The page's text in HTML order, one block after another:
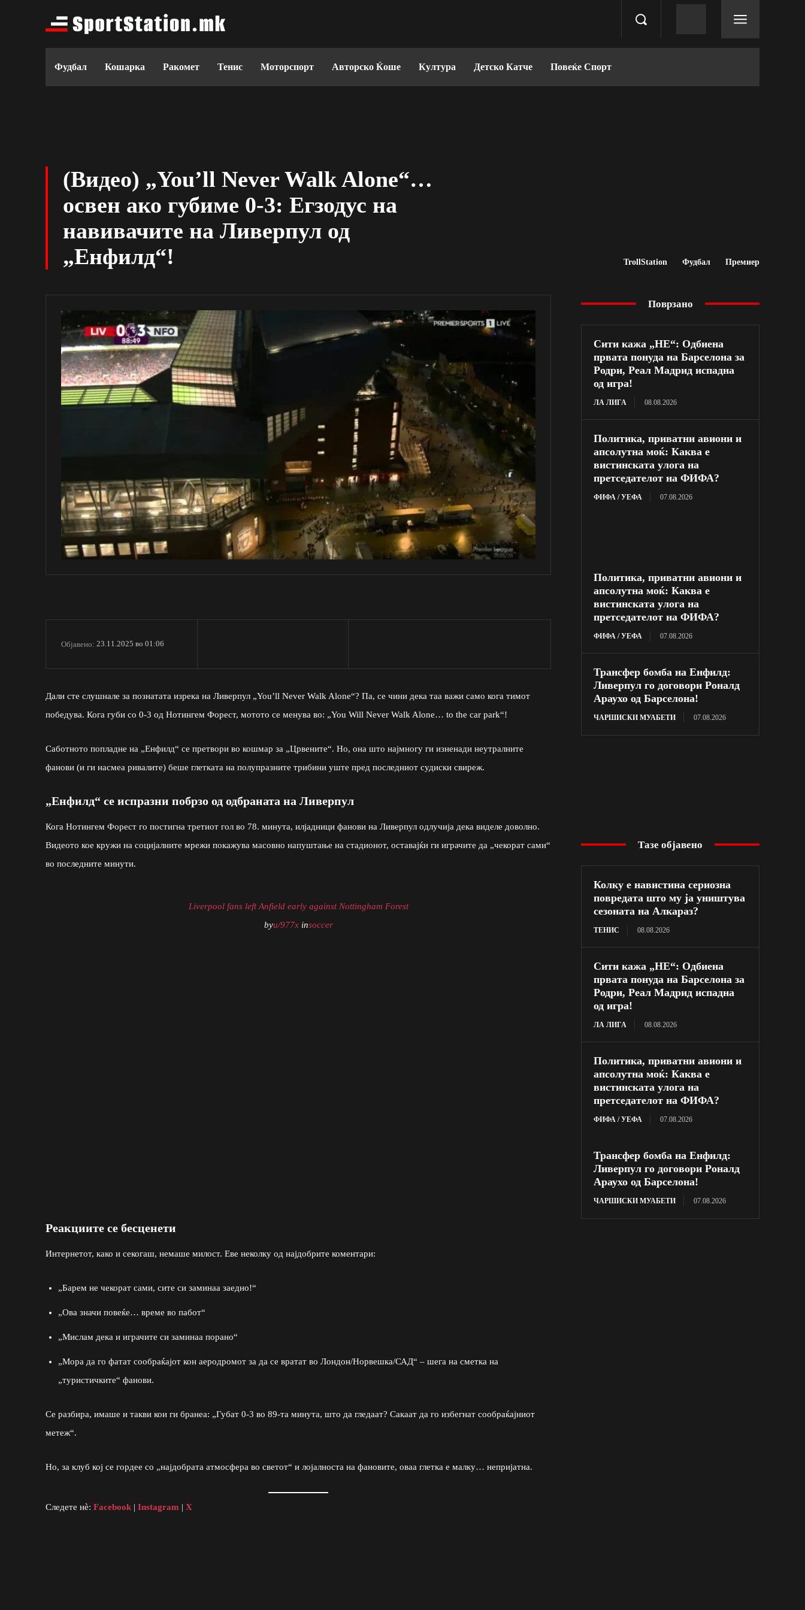
Фудбал Кошарка Ракомет Тенис Моторспорт Авторско Ќоше Култура Детско Катче Повеќе Спорт
(Видео) „You’ll Never Walk Alone“…
освен ако губиме 0-3: Егзодус на
навивачите на Ливерпул од
„Енфилд“!
TrollStation Фудбал Премиер
Објавено: 23.11.2025 во 01:06
Дали сте слушнале за познатата изрека на Ливерпул „You’ll Never Walk Alone“? Па, се чини дека таа важи само кога тимот
победува. Кога губи со 0-3 од Нотингем Форест, мотото се менува во: „You Will Never Walk Alone… to the car park“!
Саботното попладне на „Енфилд“ се претвори во кошмар за „Црвените“. Но, она што најмногу ги изненади неутралните
фанови (и ги насмеа ривалите) беше глетката на полупразните трибини уште пред последниот судиски свиреж.
„Енфилд“ се испразни побрзо од одбраната на Ливерпул
Кога Нотингем Форест го постигна третиот гол во 78. минута, илјадници фанови на Ливерпул одлучија дека виделе доволно.
Видеото кое кружи на социјалните мрежи покажува масовно напуштање на стадионот, оставајќи ги играчите да „чекорат сами“
во последните минути.
Liverpool fans left Anfield early against Nottingham Forest
byu/977xinsoccer
Реакциите се бесценети
Интернетот, како и секогаш, немаше милост. Еве неколку од најдобрите коментари:
„Барем не чекорат сами, сите си заминаа заедно!“
„Ова значи повеќе… време во пабот“
„Мислам дека и играчите си заминаа порано“
„Мора да го фатат сообраќајот кон аеродромот за да се вратат во Лондон/Норвешка/САД“ – шега на сметка на
„туристичките“ фанови.
Се разбира, имаше и такви кои ги бранеа: „Губат 0-3 во 89-та минута, што да гледаат? Сакаат да го избегнат сообраќајниот
метеж“.
Но, за клуб кој се гордее со „најдобрата атмосфера во светот“ и лојалноста на фановите, оваа глетка е малку… непријатна.
Следете нè: Facebook | Instagram | X
Поврзано
Сити кажа „НЕ“: Одбиена
првата понуда на Барселона за
Родри, Реал Мадрид испадна
од игра!
ЛА ЛИГА 08.08.2026
Политика, приватни авиони и
апсолутна моќ: Каква е
вистинската улога на
претседателот на ФИФА?
ФИФА / УЕФА 07.08.2026
Политика, приватни авиони и
апсолутна моќ: Каква е
вистинската улога на
претседателот на ФИФА?
ФИФА / УЕФА 07.08.2026
Трансфер бомба на Енфилд:
Ливерпул го договори Роналд
Араухо од Барселона!
ЧАРШИСКИ МУАБЕТИ 07.08.2026
Тазе објавено
Колку е навистина сериозна
повредата што му ја уништува
сезоната на Алкараз?
ТЕНИС 08.08.2026
Сити кажа „НЕ“: Одбиена
првата понуда на Барселона за
Родри, Реал Мадрид испадна
од игра!
ЛА ЛИГА 08.08.2026
Политика, приватни авиони и
апсолутна моќ: Каква е
вистинската улога на
претседателот на ФИФА?
ФИФА / УЕФА 07.08.2026
Трансфер бомба на Енфилд:
Ливерпул го договори Роналд
Араухо од Барселона!
ЧАРШИСКИ МУАБЕТИ 07.08.2026